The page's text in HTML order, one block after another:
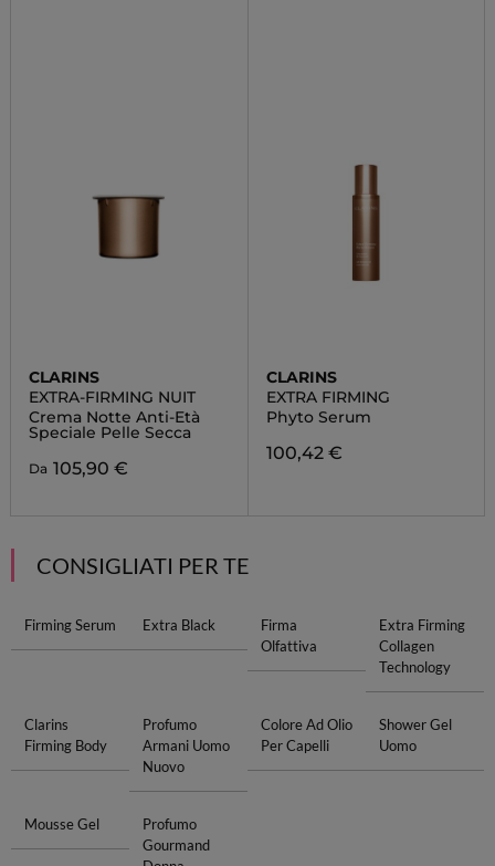
CLARINS
EXTRA-FIRMING NUIT
Crema Notte Anti-Età
Speciale Pelle Secca
Da 105,90 €
CLARINS
EXTRA FIRMING
Phyto Serum
100,42 €
CONSIGLIATI PER TE
Firming Serum Extra Black
Firma
Olfattiva
Extra Firming
Collagen
Technology
Clarins
Firming Body
Profumo
Armani Uomo
Nuovo
Colore Ad Olio
Per Capelli
Shower Gel
Uomo
Mousse Gel
Profumo
Gourmand